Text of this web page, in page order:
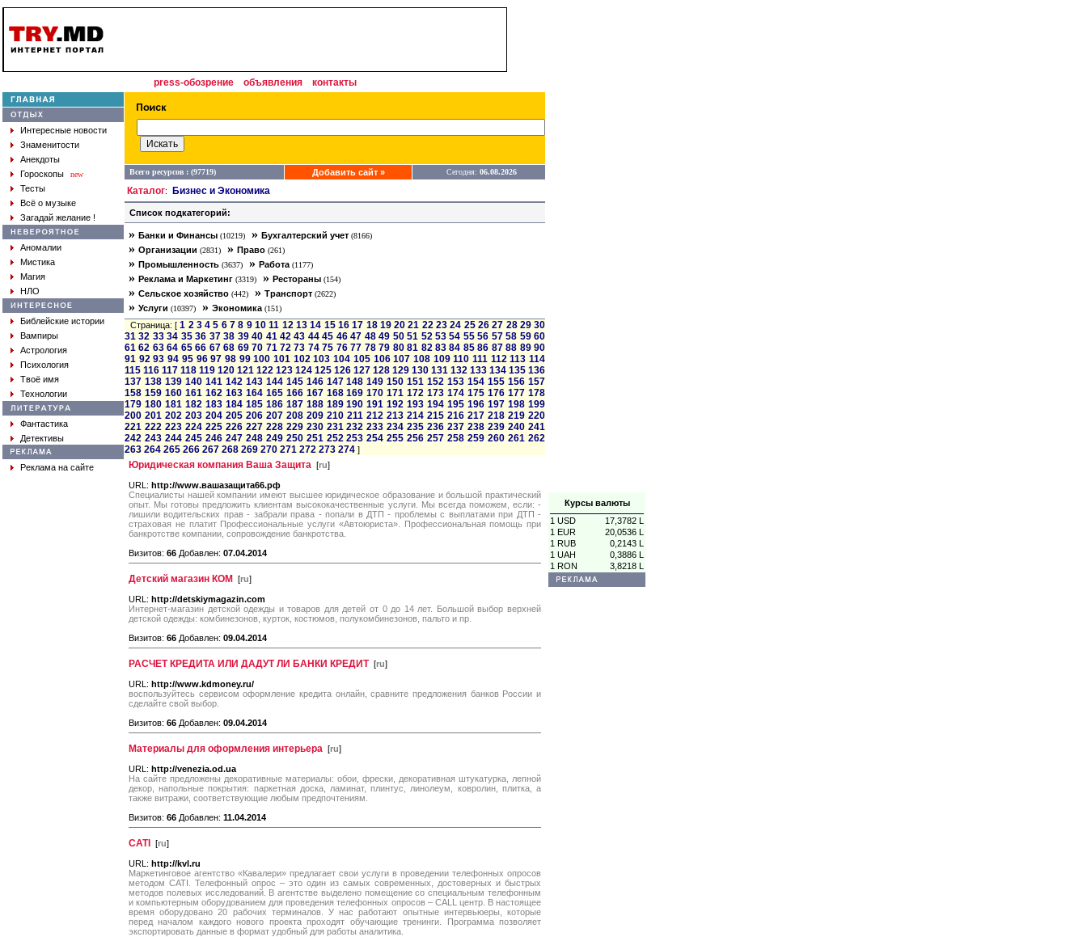
Курсы валюты
1 USD
17,3782 L
1 EUR
20,0536 L
1 RUB
0,2143 L
1 UAH
0,3886 L
1 RON
3,8218 L
press-обозрение объявления контакты
Интересные новости
Знаменитости
Анекдоты
Гороскопы
new
Тесты
Всё о музыке
Загадай желание !
Аномалии
Мистика
Магия
НЛО
Библейские истории
Вампиры
Астрология
Психология
Твоё имя
Технологии
Фантастика
Детективы
Реклама на сайте
Всего ресурсов : (97719) Добавить сайт » Сегодня: 06.08.2026
Каталог: Бизнес и Экономика
Список подкатегорий:
» Банки и Финансы (10219) » Бухгалтерский учет (8166)
» Организации (2831) » Право (261)
» Промышленность (3637) » Работа (1177)
» Реклама и Маркетинг (3319) » Рестораны (154)
» Сельское хозяйство (442) » Транспорт (2622)
» Услуги (10397) » Экономика (151)
Страница: [1 2 3 4 5 6 7 8 9 10 11 12 13 14 15 16 17 18 19 20 21 22 23 24 25 26 27 28 29 30
31 32 33 34 35 36 37 38 39 40 41 42 43 44 45 46 47 48 49 50 51 52 53 54 55 56 57 58 59 60
61 62 63 64 65 66 67 68 69 70 71 72 73 74 75 76 77 78 79 80 81 82 83 84 85 86 87 88 89 90
91 92 93 94 95 96 97 98 99 100 101 102 103 104 105 106 107 108 109 110 111 112 113 114
115 116 117 118 119 120 121 122 123 124 125 126 127 128 129 130 131 132 133 134 135 136
137 138 139 140 141 142 143 144 145 146 147 148 149 150 151 152 153 154 155 156 157
158 159 160 161 162 163 164 165 166 167 168 169 170 171 172 173 174 175 176 177 178
179 180 181 182 183 184 185 186 187 188 189 190 191 192 193 194 195 196 197 198 199
200 201 202 203 204 205 206 207 208 209 210 211 212 213 214 215 216 217 218 219 220
221 222 223 224 225 226 227 228 229 230 231 232 233 234 235 236 237 238 239 240 241
242 243 244 245 246 247 248 249 250 251 252 253 254 255 256 257 258 259 260 261 262
263 264 265 266 267 268 269 270 271 272 273 274 ]
Юридическая компания Ваша Защита [ru]
URL: http://www.вашазащита66.рф
Специалисты нашей компании имеют высшее юридическое образование и большой практический
опыт. Мы готовы предложить клиентам высококачественные услуги. Мы всегда поможем, если: -
лишили водительских прав - забрали права - попали в ДТП - проблемы с выплатами при ДТП -
страховая не платит Профессиональные услуги «Автоюриста». Профессиональная помощь при
банкротстве компании, сопровождение банкротства.
Визитов: 66 Добавлен: 07.04.2014
Детский магазин КОМ [ru]
URL: http://detskiymagazin.com
Интернет-магазин детской одежды и товаров для детей от 0 до 14 лет. Большой выбор верхней
детской одежды: комбинезонов, курток, костюмов, полукомбинезонов, пальто и пр.
Визитов: 66 Добавлен: 09.04.2014
РАСЧЕТ КРЕДИТА ИЛИ ДАДУТ ЛИ БАНКИ КРЕДИТ[ru]
URL: http://www.kdmoney.ru/
воспользуйтесь сервисом оформление кредита онлайн, сравните предложения банков России и
сделайте свой выбор.
Визитов: 66 Добавлен: 09.04.2014
Материалы для оформления интерьера [ru]
URL: http://venezia.od.ua
На сайте предложены декоративные материалы: обои, фрески, декоративная штукатурка, лепной
декор, напольные покрытия: паркетная доска, ламинат, плинтус, линолеум, ковролин, плитка, а
также витражи, соответствующие любым предпочтениям.
Визитов: 66 Добавлен: 11.04.2014
CATI [ru]
URL: http://kvl.ru
Маркетинговое агентство «Кавалери» предлагает свои услуги в проведении телефонных опросов
методом CATI. Телефонный опрос – это один из самых современных, достоверных и быстрых
методов полевых исследований. В агентстве выделено помещение со специальным телефонным
и компьютерным оборудованием для проведения телефонных опросов – CALL центр. В настоящее
время оборудовано 20 рабочих терминалов. У нас работают опытные интервьюеры, которые
перед началом каждого нового проекта проходят обучающие тренинги. Программа позволяет
экспортировать данные в формат удобный для работы аналитика.